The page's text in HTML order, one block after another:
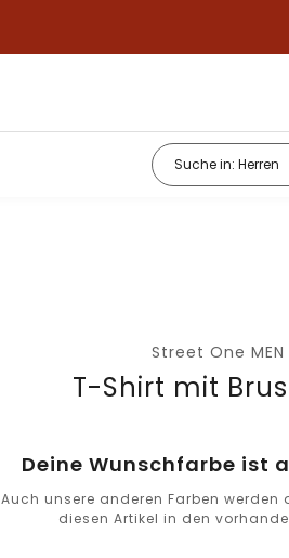
Street One MEN
T-Shirt mit
Deine Wunschfarbe ist
Auch unsere anderen Farben werden
diesen Artikel in den